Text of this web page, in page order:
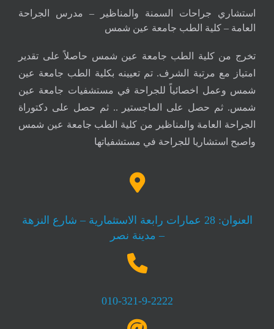
استشاري جراحات السمنة والمناظير – مدرس الجراحة
العامة – كلية الطب جامعة عين شمس
تخرج من كلية الطب جامعة عين شمس حاصلاً على تقدير
امتياز مع مرتبة الشرف. تم تعيينه بكلية الطب جامعة عين
شمس وعمل اخصائياً للجراحة في مستشفيات جامعة عين
شمس. ثم حصل على الماجستير .. ثم حصل على دكتوراة
الجراحة العامة والمناظير من كلية الطب جامعة عين شمس
واصبح استشاريا للجراحة في مستشفياتها
العنوان: 28 عمارات رابعة الاستثمارية – شارع النزهة
– مدينة نصر
010-321-9-2222